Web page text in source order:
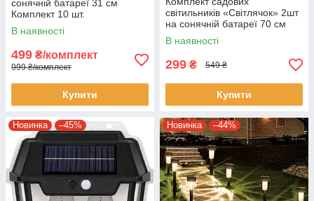
сонячній батареї 31 см
Комплект 10 шт.
В наявності
499 ₴/комплект
999 ₴/комплект
Купити
світильників «Світлячок» 2шт
на сонячній батареї 70 см
Теплий білий
В наявності
299 ₴ 549 ₴
Купити
Новинка –45% Новинка –44%